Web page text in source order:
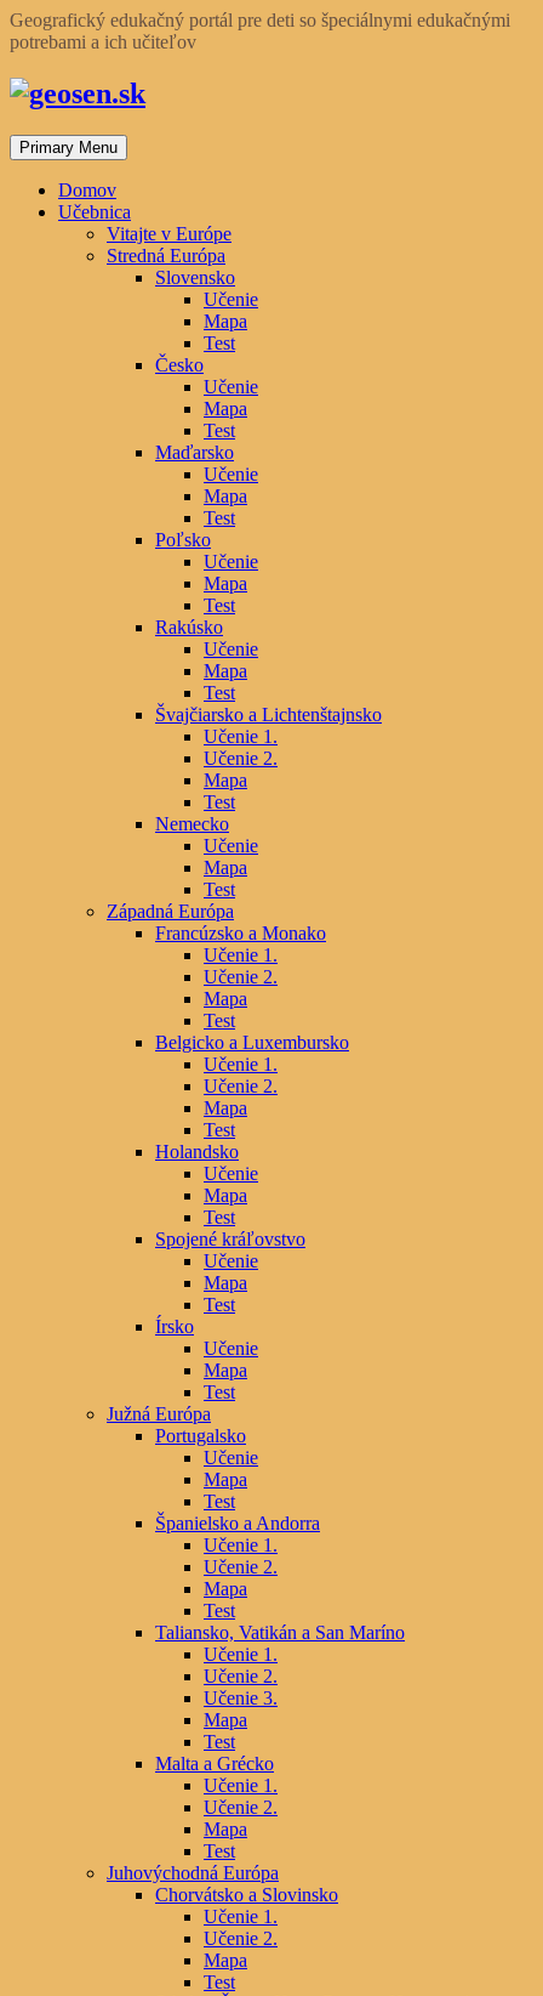
Skip
to
Geografický edukačný portál pre deti so špeciálnymi edukačnými
potrebami a ich učiteľov
Primary Menu
Domov
Učebnica
Vitajte v Európe
Stredná Európa
Slovensko
Učenie
Mapa
Test
Česko
Učenie
Mapa
Test
Maďarsko
Učenie
Mapa
Test
Poľsko
Učenie
Mapa
Test
Rakúsko
Učenie
Mapa
Test
Švajčiarsko a Lichtenštajnsko
Učenie 1.
Učenie 2.
Mapa
Test
Nemecko
Učenie
Mapa
Test
Západná Európa
Francúzsko a Monako
Učenie 1.
Učenie 2.
Mapa
Test
Belgicko a Luxembursko
Učenie 1.
Učenie 2.
Mapa
Test
Holandsko
Učenie
Mapa
Test
Spojené kráľovstvo
Učenie
Mapa
Test
Írsko
Učenie
Mapa
Test
Južná Európa
Portugalsko
Učenie
Mapa
Test
Španielsko a Andorra
Učenie 1.
Učenie 2.
Mapa
Test
Taliansko, Vatikán a San Maríno
Učenie 1.
Učenie 2.
Učenie 3.
Mapa
Test
Malta a Grécko
Učenie 1.
Učenie 2.
Mapa
Test
Juhovýchodná Európa
Chorvátsko a Slovinsko
Učenie 1.
Učenie 2.
Mapa
Test